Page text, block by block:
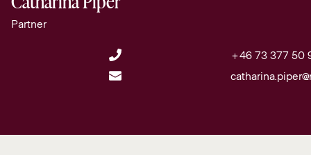
Catharina Piper
Partner
+46 73 377 50